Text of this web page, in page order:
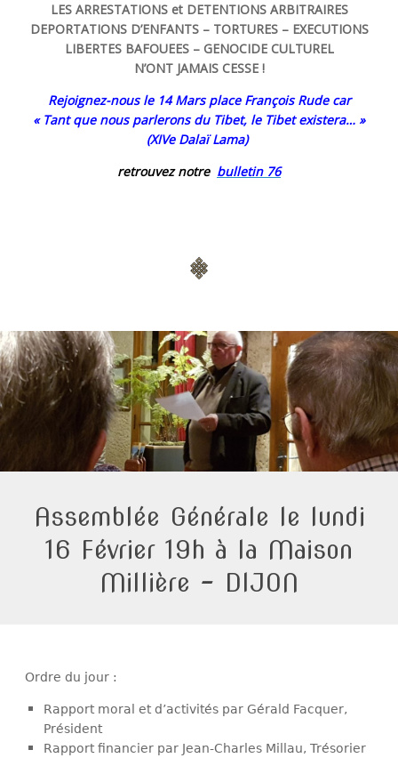
LES ARRESTATIONS et DETENTIONS ARBITRAIRES
DEPORTATIONS D’ENFANTS – TORTURES – EXECUTIONS
LIBERTES BAFOUEES – GENOCIDE CULTUREL
N’ONT JAMAIS CESSE !
Rejoignez-nous le 14 Mars place François Rude car
« Tant que nous parlerons du Tibet, le Tibet existera… »
(XIVe Dalaï Lama)
retrouvez notre bulletin 76
Assemblée Générale le lundi
16 Février 19h à la Maison
Millière – DIJON
Ordre du jour :
Rapport moral et d’activités par Gérald Facquer,
Président
Rapport financier par Jean-Charles Millau, Trésorier